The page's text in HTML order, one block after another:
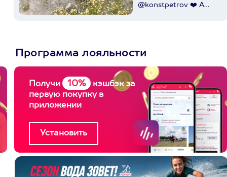
@konstpetrov ❤️ А
Программа лояльности
Получи 10%
кэшбэк за
первую покупку в
приложении